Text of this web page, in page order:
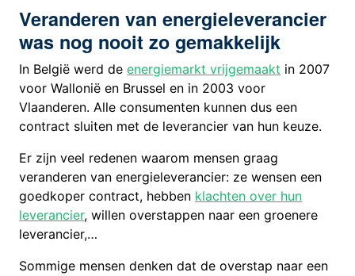
Veranderen van energieleverancier
was nog nooit zo gemakkelijk
In België werd deenergiemarkt vrijgemaakt in 2007
voor Wallonië en Brussel en in 2003 voor
Vlaanderen. Alle consumenten kunnen dus een
contract sluiten met de leverancier van hun keuze.
Er zijn veel redenen waarom mensen graag
veranderen van energieleverancier: ze wensen een
goedkoper contract, hebben klachten over hun
leverancier, willen overstappen naar een groenere
leverancier,…
Sommige mensen denken dat de overstap naar een